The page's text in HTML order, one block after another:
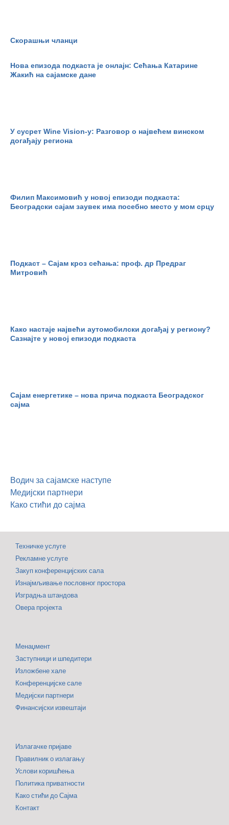
Скорашњи чланци
Нова епизода подкаста је онлајн: Сећања Катарине
Жакић на сајамске дане
У сусрет Wine Vision-у: Разговор о највећем винском
догађају региона
Филип Максимовић у новој епизоди подкаста:
Београдски сајам заувек има посебно место у мом срцу
Подкаст – Сајам кроз сећања: проф. др Предраг
Митровић
Како настаје највећи аутомобилски догађај у региону?
Сазнајте у новој епизоди подкаста
Сајам енергетике – нова прича подкаста Београдског
сајма
Водич за сајамске наступе
Медијски партнери
Како стићи до сајма
Техничке услуге
Рекламне услуге
Закуп конференцијских сала
Изнајмљивање пословног простора
Изградња штандова
Овера пројекта
Менаџмент
Заступници и шпедитери
Изложбене хале
Конференцијске сале
Медијски партнери
Финансијски извештаји
Излагачке пријаве
Правилник о излагању
Услови коришћења
Политика приватности
Како стићи до Сајма
Контакт